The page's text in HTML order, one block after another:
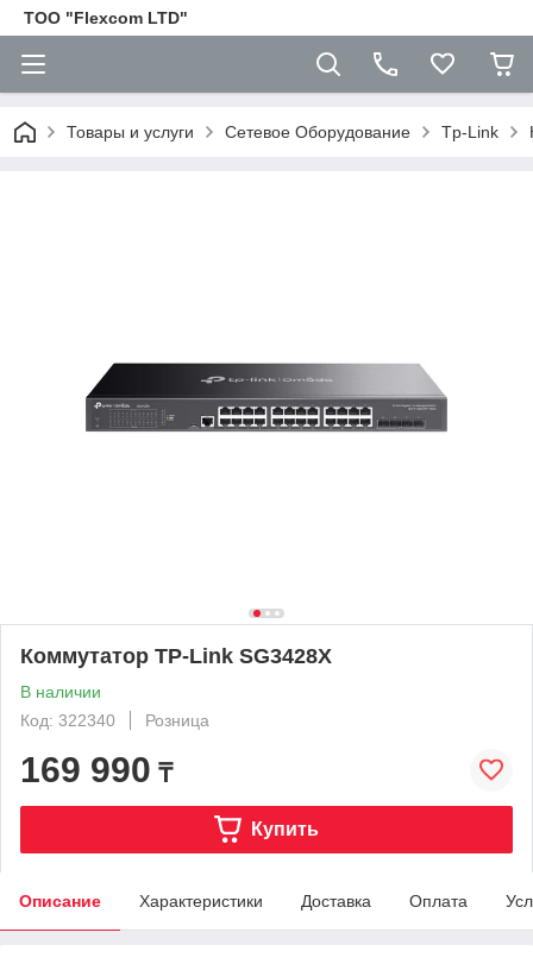
ТОО "Flexcom LTD"
Товары и услуги Сетевое Оборудование Tp-Link
Коммутатор TP-Link SG3428X
В наличии
Код: 322340
Розница
169 990 ₸
Купить
Описание Характеристики Доставка Оплата